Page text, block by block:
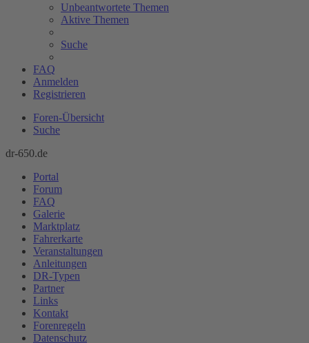
Unbeantwortete Themen
Aktive Themen
Suche
FAQ
Anmelden
Registrieren
Foren-Übersicht
Suche
dr-650.de
Portal
Forum
FAQ
Galerie
Marktplatz
Fahrerkarte
Veranstaltungen
Anleitungen
DR-Typen
Partner
Links
Kontakt
Forenregeln
Datenschutz